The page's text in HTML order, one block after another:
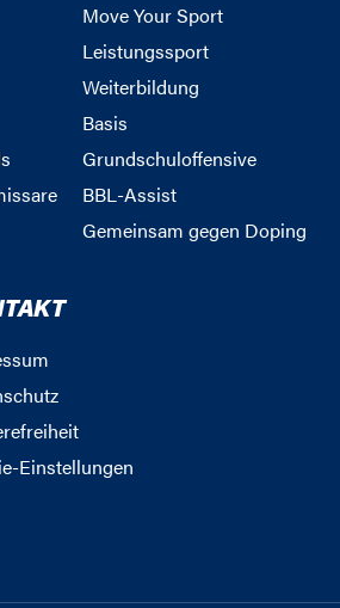
Move Your Sport
Leistungssport
Weiterbildung
Basis
Grundschuloffensive
BBL-Assist
Gemeinsam gegen Doping
Einstellungen